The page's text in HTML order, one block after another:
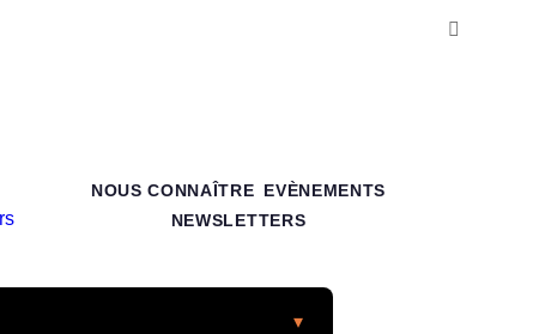
NOUS CONNAÎTRE
EVÈNEMENTS
NEWSLETTERS